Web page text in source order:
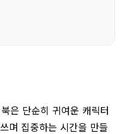
은 단순히 귀여운 캐릭터
며 집중하는 시간을 만들